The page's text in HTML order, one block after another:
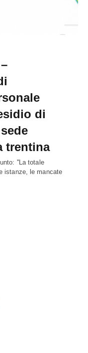
di
trentina
''La totale
istanze, le mancate